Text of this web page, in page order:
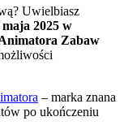
Uwielbiasz
maja 2025 w
Zabaw
– marka znana
po ukończeniu